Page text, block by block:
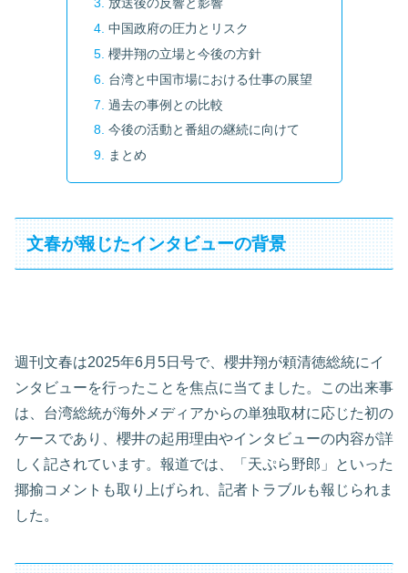
中国政府の圧力とリスク
櫻井翔の立場と今後の方針
台湾と中国市場における仕事の展望
過去の事例との比較
今後の活動と番組の継続に向けて
まとめ
文春が報じたインタビューの背景
週刊文春は2025年6月5日号で、櫻井翔が頼清徳総統にイ
ンタビューを行ったことを焦点に当てました。この出来事
は、台湾総統が海外メディアからの単独取材に応じた初の
ケースであり、櫻井の起用理由やインタビューの内容が詳
しく記されています。報道では、「天ぷら野郎」といった
揶揄コメントも取り上げられ、記者トラブルも報じられま
した。